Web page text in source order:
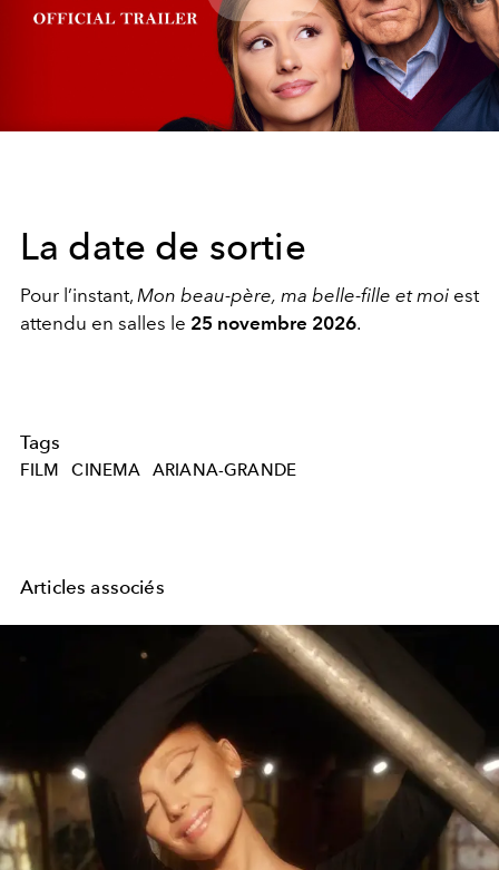
Play
Video
La date de sortie
Pour l’instant, Mon beau-père, ma belle-fille et moiest
attendu en salles le 25 novembre 2026.
Tags
FILM CINEMA ARIANA-GRANDE
Articles associés